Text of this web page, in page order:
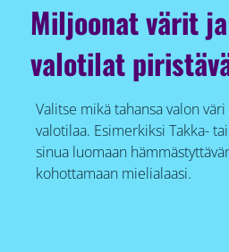
Miljoonat värit
valotilat
Valitse mikä tahansa valon
valotilaa. Esimerkiksi Takka-
sinua luomaan
kohottamaan mielialaasi.